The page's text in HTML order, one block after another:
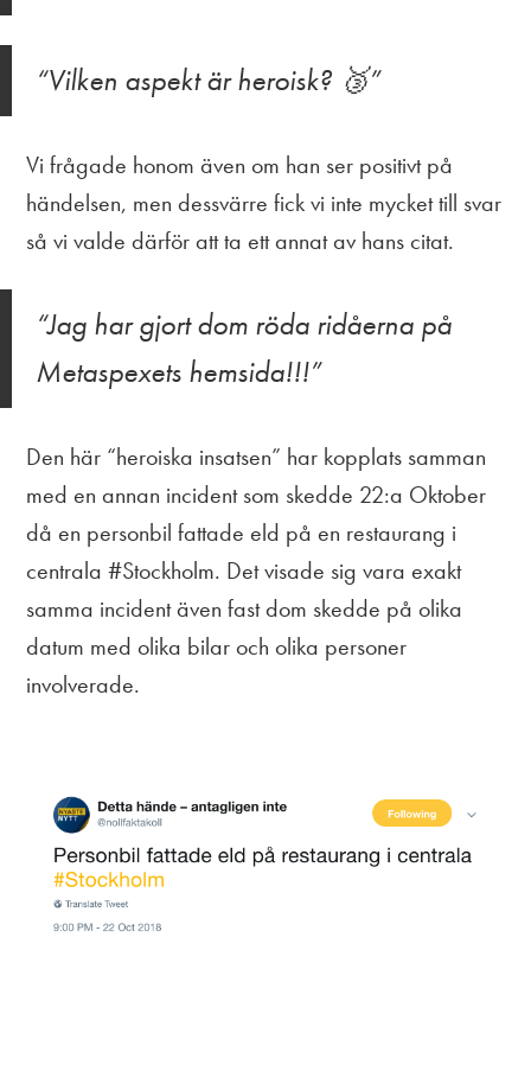
Vilken aspekt är heroisk? 🥉
Vi frågade honom även om han ser positivt på
händelsen, men dessvärre fick vi inte mycket till svar
så vi valde därför att ta ett annat av hans citat.
Jag har gjort dom röda ridåerna på
Metaspexets hemsida!!!
Den här “heroiska insatsen” har kopplats samman
med en annan incident som skedde 22:a Oktober
då en personbil fattade eld på en restaurang i
centrala #Stockholm. Det visade sig vara exakt
samma incident även fast dom skedde på olika
datum med olika bilar och olika personer
involverade.